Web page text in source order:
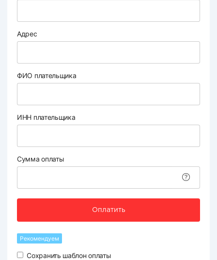
Адрес
ФИО плательщика
ИНН плательщика
Сумма оплаты
Оплатить
Рекомендуем
Сохранить шаблон оплаты